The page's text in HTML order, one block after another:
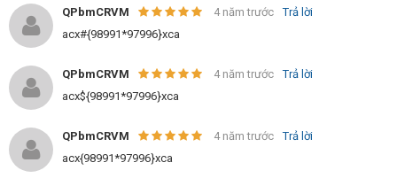
QPbmCRVM 4 năm trước
Trả lời
acx#{98991*97996}xca
QPbmCRVM 4 năm trước
Trả lời
acx${98991*97996}xca
QPbmCRVM 4 năm trước
Trả lời
acx{98991*97996}xca